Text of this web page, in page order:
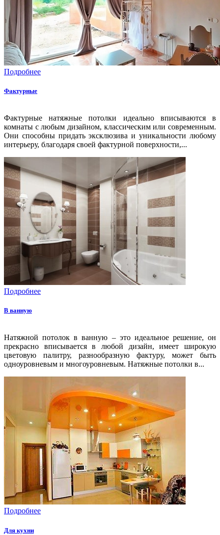
Подробнее
Фактурные
Фактурные натяжные потолки идеально вписываются в
комнаты с любым дизайном, классическим или современным.
Они способны придать эксклюзива и уникальности любому
интерьеру, благодаря своей фактурной поверхности,...
Подробнее
В ванную
Натяжной потолок в ванную – это идеальное решение, он
прекрасно вписывается в любой дизайн, имеет широкую
цветовую палитру, разнообразную фактуру, может быть
одноуровневым и многоуровневым. Натяжные потолки в...
Подробнее
Для кухни